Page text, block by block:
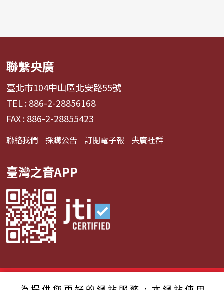
聯繫央廣
臺北市104中山區北安路55號
TEL : 886-2-28856168
FAX : 886-2-28855423
聯絡我們 採購公告 訂閱電子報 央廣社群
臺灣之音APP
© 2024財團法人中央廣播電臺 版權所有